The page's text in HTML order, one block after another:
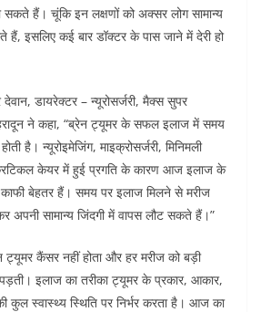
सकते हैं। चूंकि इन लक्षणों को अक्सर लोग सामान्य
हैं, इसलिए कई बार डॉक्टर के पास जाने में देरी हो
डायरेक्टर – न्यूरोसर्जरी, मैक्स सुपर
ने कहा, “ब्रेन ट्यूमर के सफल इलाज में समय
है। न्यूरोइमेजिंग, माइक्रोसर्जरी, मिनिमली
केयर में हुई प्रगति के कारण आज इलाज के
बेहतर हैं। समय पर इलाज मिलने से मरीज
अपनी सामान्य जिंदगी में वापस लौट सकते हैं।”
ट्यूमर कैंसर नहीं होता और हर मरीज को बड़ी
इलाज का तरीका ट्यूमर के प्रकार, आकार,
कुल स्वास्थ्य स्थिति पर निर्भर करता है। आज का